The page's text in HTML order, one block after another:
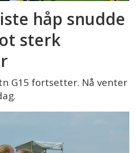
håp snudde
sterk
G15 fortsetter. Nå venter